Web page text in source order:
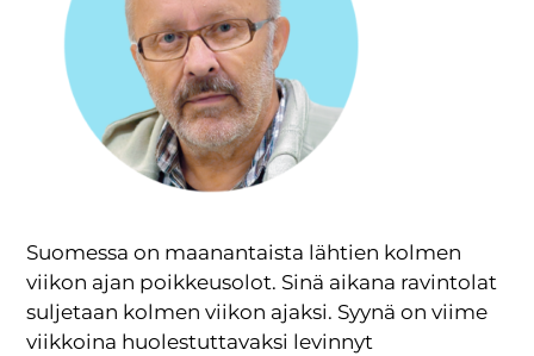
Suomessa on maanantaista lähtien kolmen
viikon ajan poikkeusolot. Sinä aikana ravintolat
suljetaan kolmen viikon ajaksi. Syynä on viime
viikkoina huolestuttavaksi levinnyt